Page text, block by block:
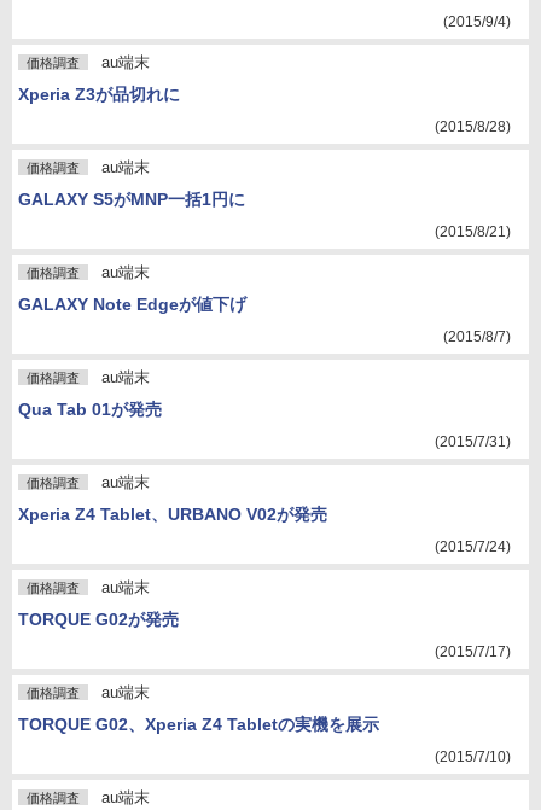
(2015/9/4)
価格調査 au端末
Xperia Z3が品切れに
(2015/8/28)
価格調査 au端末
GALAXY S5がMNP一括1円に
(2015/8/21)
価格調査 au端末
GALAXY Note Edgeが値下げ
(2015/8/7)
価格調査 au端末
Qua Tab 01が発売
(2015/7/31)
価格調査 au端末
Xperia Z4 Tablet、URBANO V02が発売
(2015/7/24)
価格調査 au端末
TORQUE G02が発売
(2015/7/17)
価格調査 au端末
TORQUE G02、Xperia Z4 Tabletの実機を展示
(2015/7/10)
価格調査 au端末